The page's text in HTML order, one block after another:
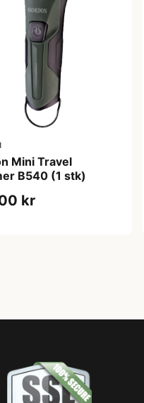
Mini Travel
B540 (1 stk)
kr